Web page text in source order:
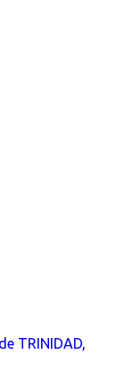
TRINIDAD,